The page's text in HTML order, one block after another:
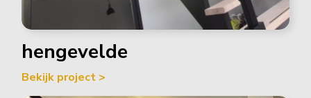
hengevelde
Bekijk project >